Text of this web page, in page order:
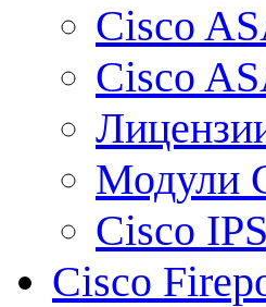
Cisco
Cisco
Модули
Cisco IPS
Cisco